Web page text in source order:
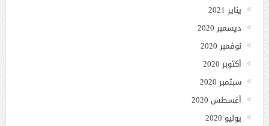
يناير 2021
ديسمبر 2020
نوفمبر 2020
أكتوبر 2020
سبتمبر 2020
أغسطس 2020
يوليو 2020